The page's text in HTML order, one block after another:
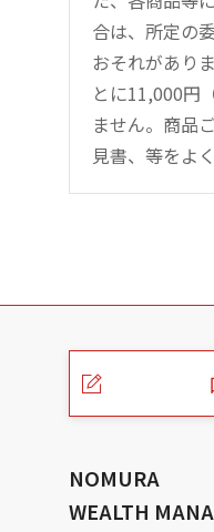
合は、所定の
おそれがあり
とに11,000円
ません。商品
見書、等をよ
こ
NOMURA
WEALTH